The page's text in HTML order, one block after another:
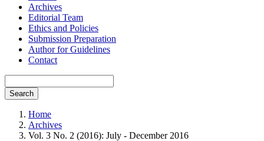
Archives
Editorial Team
Ethics and Policies
Submission Preparation
Author for Guidelines
Contact
Search
Home
Archives
Vol. 3 No. 2 (2016): July - December 2016